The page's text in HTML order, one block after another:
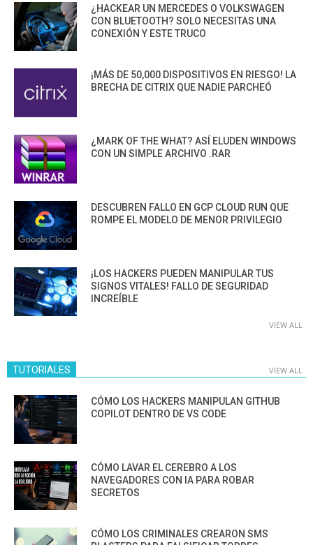
¿HACKEAR UN MERCEDES O VOLKSWAGEN
CON BLUETOOTH? SOLO NECESITAS UNA
CONEXIÓN Y ESTE TRUCO
¡MÁS DE 50,000 DISPOSITIVOS EN RIESGO! LA
BRECHA DE CITRIX QUE NADIE PARCHEÓ
¿MARK OF THE WHAT? ASÍ ELUDEN WINDOWS
CON UN SIMPLE ARCHIVO .RAR
DESCUBREN FALLO EN GCP CLOUD RUN QUE
ROMPE EL MODELO DE MENOR PRIVILEGIO
¡LOS HACKERS PUEDEN MANIPULAR TUS
SIGNOS VITALES! FALLO DE SEGURIDAD
INCREÍBLE
VIEW ALL
TUTORIALES VIEW ALL
CÓMO LOS HACKERS MANIPULAN GITHUB
COPILOT DENTRO DE VS CODE
CÓMO LAVAR EL CEREBRO A LOS
NAVEGADORES CON IA PARA ROBAR
SECRETOS
CÓMO LOS CRIMINALES CREARON SMS